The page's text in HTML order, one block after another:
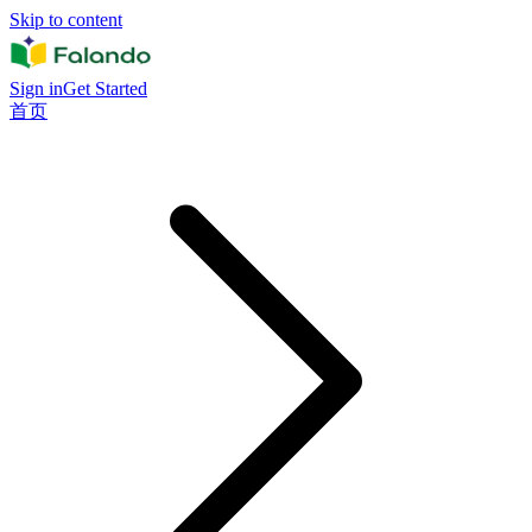
Skip to content
Sign inGet Started
首页